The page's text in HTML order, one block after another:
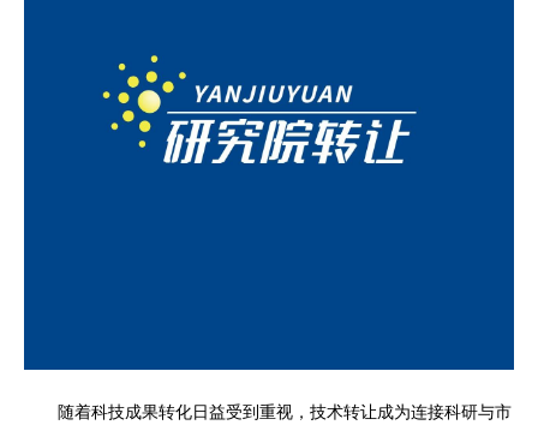
随着科技成果转化日益受到重视，技术转让成为连接科研与市